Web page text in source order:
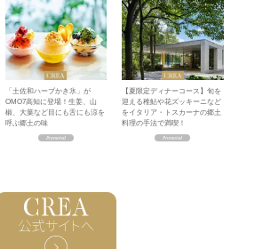
「土佐和ハーブかき氷」が
OMO7高知に登場！生姜、山
椒、大葉など目にも舌にも涼を
呼ぶ郷土の味
【夏限定ディナーコース】旬を
迎える稚鮎や花ズッキーニなど
をイタリア・トスカーナの郷土
料理の手法で満喫！